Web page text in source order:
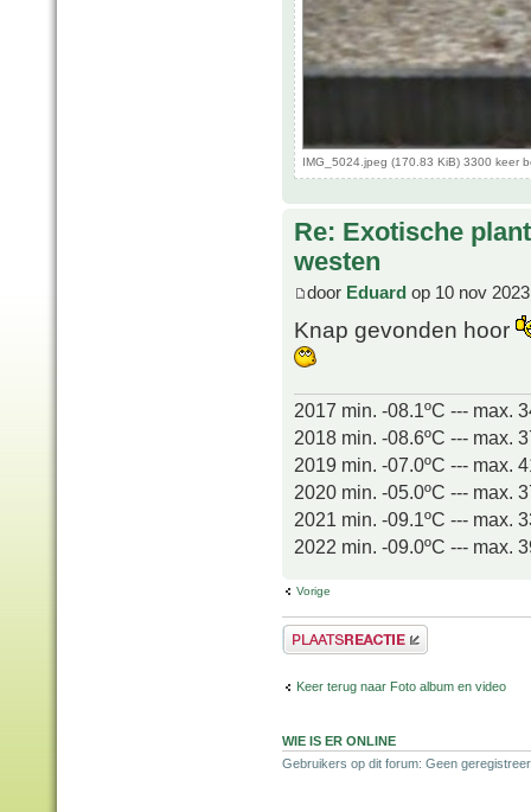
IMG_5024.jpeg (170.83 KiB) 3300 keer
Re: Exotische
westen
door Eduard op 10 nov
Knap gevonden hoor
2017 min. -08.1ºC --- max.
2018 min. -08.6ºC --- max.
2019 min. -07.0ºC --- max.
2020 min. -05.0ºC --- max.
2021 min. -09.1ºC --- max.
2022 min. -09.0ºC --- max.
Vorige
Plaats een reactie
Keer terug naar Foto album en video
WIE IS ER ONLINE
Gebruikers op dit forum: Geen